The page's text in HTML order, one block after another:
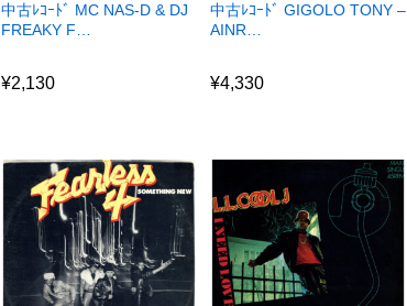
中古ﾚｺｰﾄﾞ MC NAS-D & DJ
FREAKY F…
¥2,130
中古ﾚｺｰﾄﾞ GIGOLO TONY –
AINR…
¥4,330